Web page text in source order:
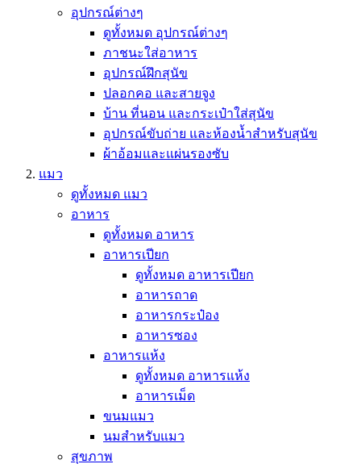
อุปกรณ์ต่างๆ
ดูทั้งหมด อุปกรณ์ต่างๆ
ภาชนะใส่อาหาร
อุปกรณ์ฝึกสุนัข
ปลอกคอ และสายจูง
บ้าน ที่นอน และกระเป๋าใส่สุนัข
อุปกรณ์ขับถ่าย และห้องน้ำสำหรับสุนัข
ผ้าอ้อมและแผ่นรองซับ
แมว
ดูทั้งหมด แมว
อาหาร
ดูทั้งหมด อาหาร
อาหารเปียก
ดูทั้งหมด อาหารเปียก
อาหารถาด
อาหารกระป๋อง
อาหารซอง
อาหารแห้ง
ดูทั้งหมด อาหารแห้ง
อาหารเม็ด
ขนมแมว
นมสำหรับแมว
สุขภาพ